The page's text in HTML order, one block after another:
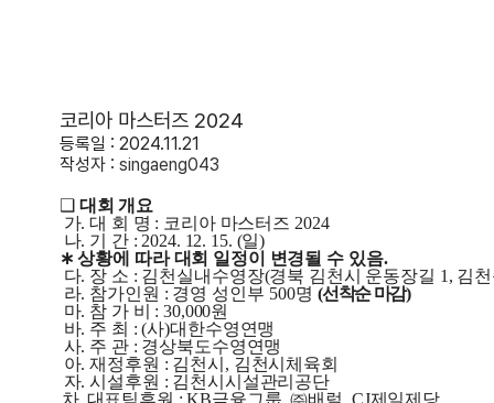
코리아 마스터즈 2024
등록일 : 2024.11.21
작성자 : singaeng043
❑ 대회 개요
가.대 회 명 : 코리아 마스터즈 2024
나. 기 간 : 2024. 12. 15. (일)
∗상황에 따라 대회 일정이 변경될 수 있음.
다. 장 소 : 김천실내수영장(경북 김천시 운동장길 1, 김
라. 참가인원 : 경영 성인부 500명(선착순 마감)
마. 참 가 비 : 30,000원
바. 주 최 : (사)대한수영연맹
사. 주 관 : 경상북도수영연맹
아.재정후원 : 김천시 , 김천시체육회
자.시설후원 : 김천시시설관리공단